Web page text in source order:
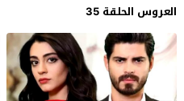
العروس الحلقة 35